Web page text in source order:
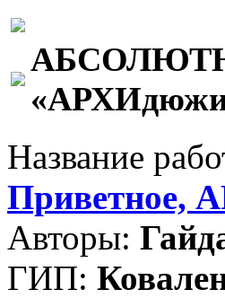
Название
Приветное,
Авторы:
ГИП: